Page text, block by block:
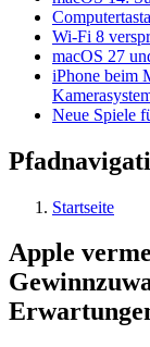
Wi-Fi 8
macOS 27
iPhone beim
Neue Spiele
Startseite
Apple